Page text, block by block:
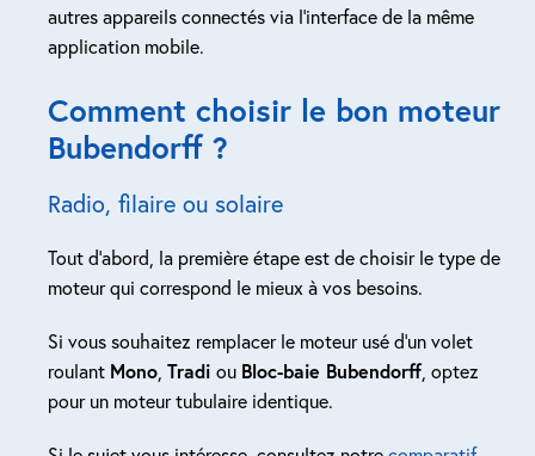
autres appareils connectés via l’interface de la même
application mobile.
Comment choisir le bon moteur
Bubendorff ?
Radio, filaire ou solaire
Tout d’abord, la première étape est de choisir le type de
moteur qui correspond le mieux à vos besoins.
Si vous souhaitez remplacer le moteur usé d’un volet
roulant Mono Tradi ou Bloc-baie Bubendorff , optez
pour un moteur tubulaire identique.